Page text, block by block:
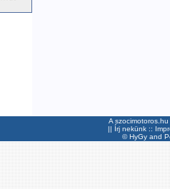
A
|| Írj nekünk ::
©HyGyand